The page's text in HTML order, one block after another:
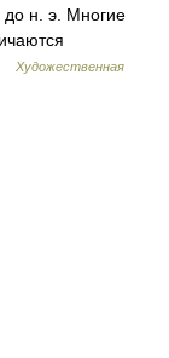
до н. э. Многие
Художественная